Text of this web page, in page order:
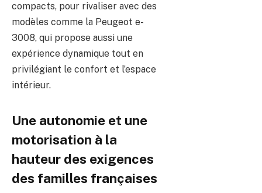
compacts, pour rivaliser avec des
modèles comme la Peugeot e-
3008, qui propose aussi une
expérience dynamique tout en
privilégiant le confort et l’espace
intérieur.
Une autonomie et une
motorisation à la
hauteur des exigences
des familles françaises